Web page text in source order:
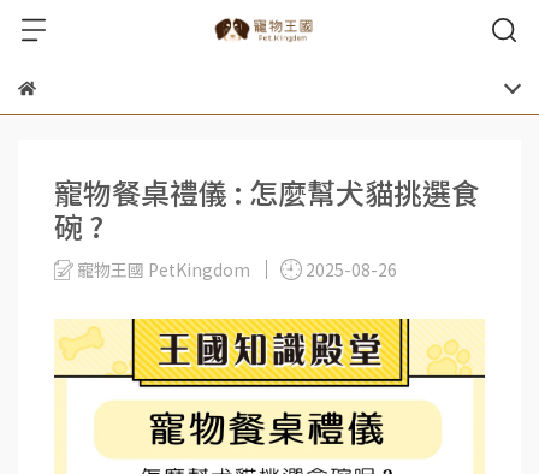
寵物餐桌禮儀 : 怎麼幫犬貓挑選食
碗 ?
寵物王國 PetKingdom 2025-08-26